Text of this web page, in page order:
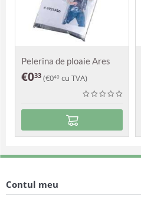
Pelerina de ploaie Ares
€033 (€040 cu TVA)
Contul meu